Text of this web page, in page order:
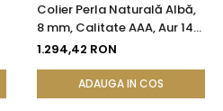
Colier Perla Naturală Albă,
8 mm, Calitate AAA, Aur 14K
(aur 585) | KASKADDA®
1.294,42 RON
ADAUGA IN COS